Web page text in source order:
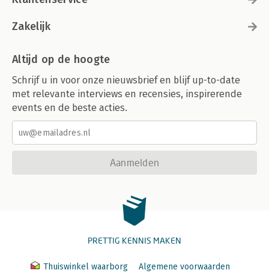
Zakelijk
Altijd op de hoogte
Schrijf u in voor onze nieuwsbrief en blijf up-to-date
met relevante interviews en recensies, inspirerende
events en de beste acties.
Aanmelden
PRETTIG KENNIS MAKEN
Thuiswinkel waarborg Algemene voorwaarden